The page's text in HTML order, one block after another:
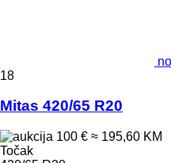
18
Mitas 420/65 R20
100 € ≈ 195,60 KM
Točak